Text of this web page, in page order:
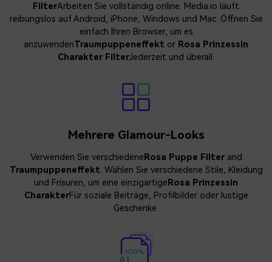
FilterArbeiten Sie vollständig online. Media.io läuft
reibungslos auf Android, iPhone, Windows und Mac. Öffnen Sie
einfach Ihren Browser, um es
anzuwendenTraumpuppeneffekt or Rosa Prinzessin
Charakter FilterJederzeit und überall.
Mehrere Glamour-Looks
Verwenden Sie verschiedene Rosa Puppe Filterand
Traumpuppeneffekt. Wählen Sie verschiedene Stile, Kleidung
und Frisuren, um eine einzigartige Rosa Prinzessin
CharakterFür soziale Beiträge, Profilbilder oder lustige
Geschenke.